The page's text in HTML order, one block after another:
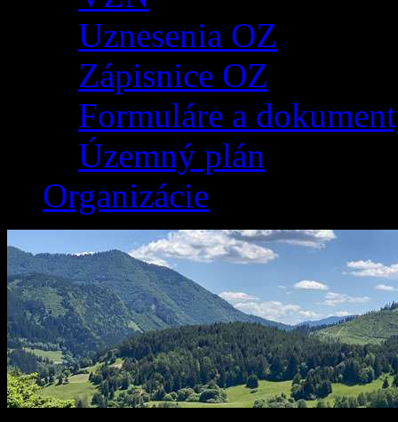
Uznesenia OZ
Zápisnice OZ
Formuláre a
Územný plán
Organizácie